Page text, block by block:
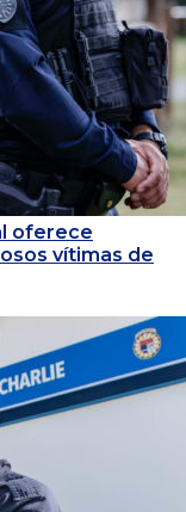
oferece
vítimas de